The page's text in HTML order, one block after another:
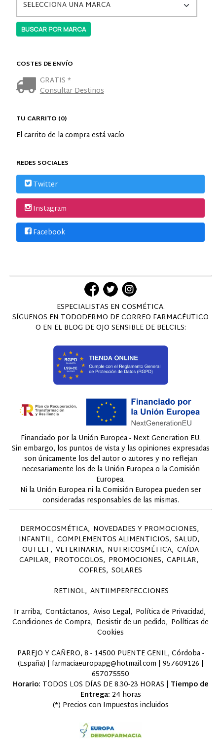
COSTES DE ENVÍO
GRATIS *
Consultar Destinos
TU CARRITO (0)
El carrito de la compra está vacío
REDES SOCIALES
Twitter
Instagram
Facebook
ESPECIALISTAS EN COSMÉTICA.
SÍGUENOS EN TODODERMO DE CORREO FARMACÉUTICO
O EN EL BLOG DE OJO SENSIBLE DE BELCILS:
Financiado por la Unión Europea - Next Generation EU.
Sin embargo, los puntos de vista y las opiniones expresadas
son únicamente los del autor o autores y no reflejan
necesariamente los de la Unión Europea o la Comisión
Europea.
Ni la Unión Europea ni la Comisión Europea pueden ser
consideradas responsables de las mismas.
DERMOCOSMÉTICA NOVEDADES Y PROMOCIONES
INFANTIL COMPLEMENTOS ALIMENTICIOS SALUD
OUTLET VETERINARIA NUTRICOSMÉTICA CAÍDA
CAPILAR PROTOCOLOS PROMOCIONES CAPILAR
COFRES SOLARES
RETINOL ANTIIMPERFECCIONES
Ir arriba Contáctanos Aviso Legal Política de Privacidad
Condiciones de Compra Desistir de un pedido Políticas de
Cookies
PAREJO Y CAÑERO, 8 - 14500 PUENTE GENIL, Córdoba -
(España) | farmaciaeuropapg@hotmail.com | 957609126 |
657075550
Horario: TODOS LOS DÍAS DE 8.30-23 HORAS | Tiempo de
Entrega: 24 horas
(*) Precios con Impuestos incluidos